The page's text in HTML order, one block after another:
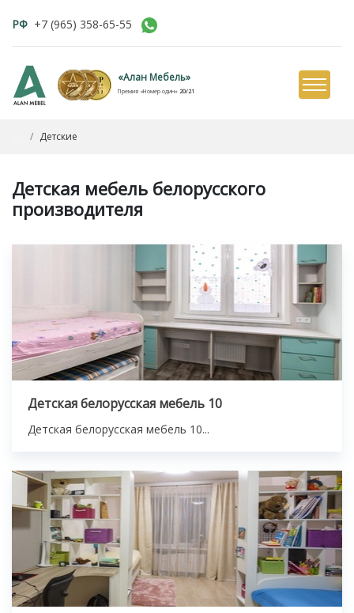
РФ +7 (965) 358-65-55
«Алан Мебель»
Премия «Номер один» 20/21
Детские
Детская мебель белорусского
производителя
Детская белорусская мебель 10
Детская белорусская мебель 10...